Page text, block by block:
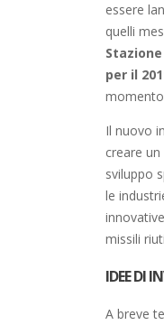
essere
quelli
per il
Il nuovo
creare
sviluppo
le
missili
IDEE DI
A breve